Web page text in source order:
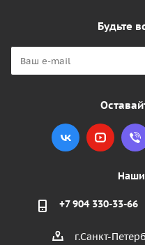
Будьте
+7 904 330-33-66
г.Санкт-